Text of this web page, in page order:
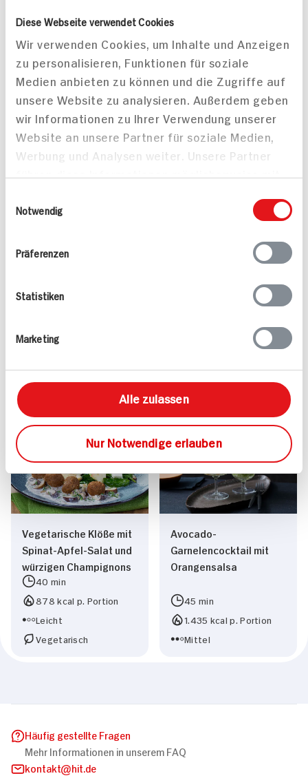
Diese Webseite verwendet Cookies
Wir verwenden Cookies, um Inhalte und Anzeigen
zu personalisieren, Funktionen für soziale
Medien anbieten zu können und die Zugriffe auf
unsere Website zu analysieren. Außerdem geben
wir Informationen zu Ihrer Verwendung unserer
Website an unsere Partner für soziale Medien,
Werbung und Analysen weiter. Unsere Partner
bereitgestellt haben oder die sie im Rahmen
Notwendig
Präferenzen
Statistiken
Marketing
Alle zulassen
Nur Notwendige erlauben
Jürgen Langbein
Ochsenschwanzsuppe
400ml Dose
8x verfügbar
3.99
Jürgen Langbein
Italienische Minestrone
400ml Dose
21x verfügbar
3.99
Rahm-Suppe
4x verfügbar
3.
Jürgen Langbein Thür.
3.
Passende Rezepte
Vegetarische Klöße mit
Spinat-Apfel-Salat und
würzigen Champignons
40 min
878 kcal p. Portion
Leicht
Vegetarisch
Avocado-
Garnelencocktail mit
Orangensalsa
45 min
1.435 kcal p. Portion
Mittel
Häufig gestellte Fragen
Mehr Informationen in unserem FAQ
kontakt
hit.de